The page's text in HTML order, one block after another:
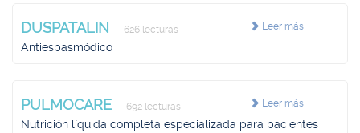
Leer más
DUSPATALIN 626 lecturas
Antiespasmódico
Leer más
PULMOCARE 692 lecturas
Nutrición líquida completa especializada para pacientes